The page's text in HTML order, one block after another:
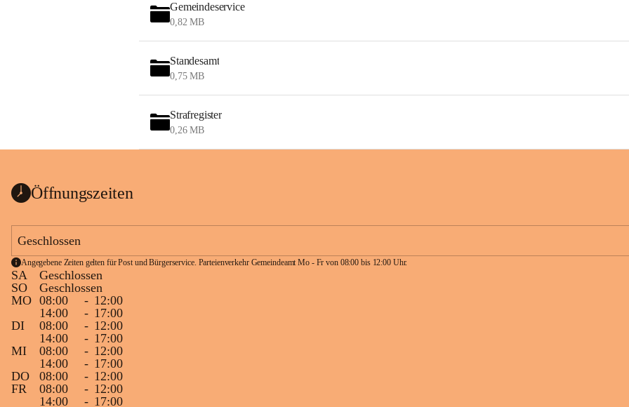
Gemeindeservice
0,82 MB
Standesamt
0,75 MB
Strafregister
0,26 MB
Öffnungszeiten
Geschlossen
Angegebene Zeiten gelten für Post und Bürgerservice. Parteienverkehr Gemeindeamt Mo - Fr von 08:00 bis 12:00 Uhr.
SA
Geschlossen
SO
Geschlossen
MO 08:00 - 12:00
14:00
- 17:00
DI
08:00 - 12:00
14:00
- 17:00
MI
08:00 - 12:00
14:00
- 17:00
DO
08:00 - 12:00
FR
08:00 - 12:00
14:00
- 17:00